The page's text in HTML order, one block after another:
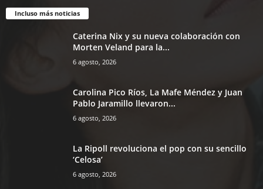
Incluso más noticias
Caterina Nix y su nueva colaboración con
Morten Veland para la...
6 agosto, 2026
Carolina Pico Ríos, La Mafe Méndez y Juan
Pablo Jaramillo llevaron...
6 agosto, 2026
La Ripoll revoluciona el pop con su sencillo
‘Celosa’
6 agosto, 2026